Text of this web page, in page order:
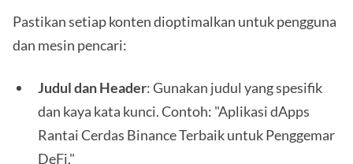
Pastikan setiap konten dioptimalkan untuk pengguna
dan mesin pencari:
Judul dan Header: Gunakan judul yang spesifik
dan kaya kata kunci. Contoh: "Aplikasi dApps
Rantai Cerdas Binance Terbaik untuk Penggemar
DeFi."